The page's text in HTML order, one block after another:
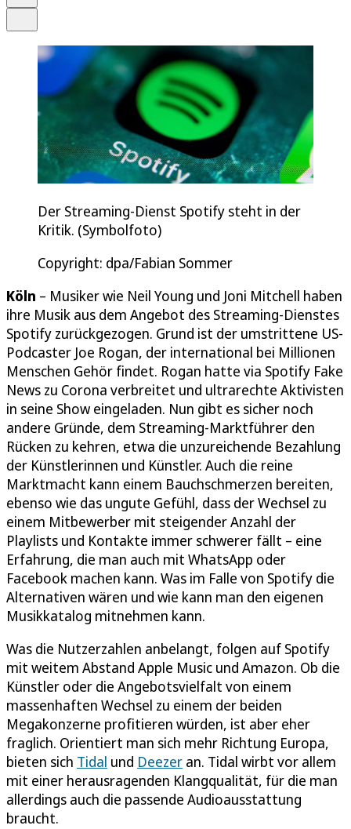
Der Streaming-Dienst Spotify steht in der
Kritik. (Symbolfoto)
Copyright: dpa/Fabian Sommer
Köln – Musiker wie Neil Young und Joni Mitchell haben
ihre Musik aus dem Angebot des Streaming-Dienstes
Spotify zurückgezogen. Grund ist der umstrittene US-
Podcaster Joe Rogan, der international bei Millionen
Menschen Gehör findet. Rogan hatte via Spotify Fake
News zu Corona verbreitet und ultrarechte Aktivisten
in seine Show eingeladen. Nun gibt es sicher noch
andere Gründe, dem Streaming-Marktführer den
Rücken zu kehren, etwa die unzureichende Bezahlung
der Künstlerinnen und Künstler. Auch die reine
Marktmacht kann einem Bauchschmerzen bereiten,
ebenso wie das ungute Gefühl, dass der Wechsel zu
einem Mitbewerber mit steigender Anzahl der
Playlists und Kontakte immer schwerer fällt – eine
Erfahrung, die man auch mit WhatsApp oder
Facebook machen kann. Was im Falle von Spotify die
Alternativen wären und wie kann man den eigenen
Musikkatalog mitnehmen kann.
Was die Nutzerzahlen anbelangt, folgen auf Spotify
mit weitem Abstand Apple Music und Amazon. Ob die
Künstler oder die Angebotsvielfalt von einem
massenhaften Wechsel zu einem der beiden
Megakonzerne profitieren würden, ist aber eher
fraglich. Orientiert man sich mehr Richtung Europa,
bieten sich Tidal und Deezer an. Tidal wirbt vor allem
mit einer herausragenden Klangqualität, für die man
allerdings auch die passende Audioausstattung
braucht.